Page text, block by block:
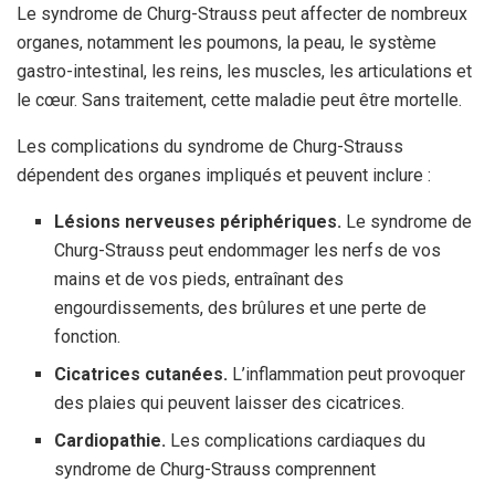
Le syndrome de Churg-Strauss peut affecter de nombreux
organes, notamment les poumons, la peau, le système
gastro-intestinal, les reins, les muscles, les articulations et
le cœur. Sans traitement, cette maladie peut être mortelle.
Les complications du syndrome de Churg-Strauss
dépendent des organes impliqués et peuvent inclure :
Lésions nerveuses périphériques. Le syndrome de
Churg-Strauss peut endommager les nerfs de vos
mains et de vos pieds, entraînant des
engourdissements, des brûlures et une perte de
fonction.
Cicatrices cutanées. L’inflammation peut provoquer
des plaies qui peuvent laisser des cicatrices.
Cardiopathie. Les complications cardiaques du
syndrome de Churg-Strauss comprennent